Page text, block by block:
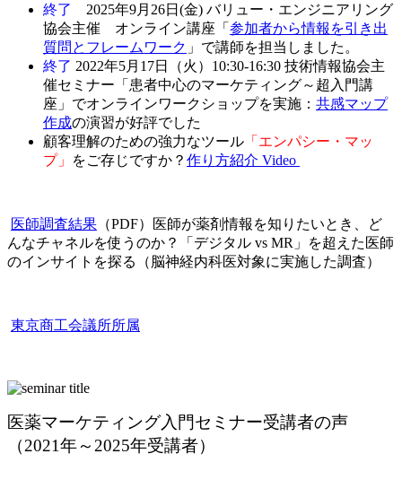
終了
2025年9月26日(金) バリュー・エンジニアリング
協会主催 オンライン講座「 参加者から情報を引き出
質問とフレームワーク 」で講師を担当しました。
終了 2022年5月17日（火）10:30-16:30 技術情報協会主
催セミナー「患者中心のマーケティング～超入門講
座」でオンラインワークショップを実施： 共感マップ
作成の演習が好評でした
顧客理解のための強力なツール 「エンパシー・マッ
プ」
をご存じですか？ 作り方紹介 Video
医師調査結果 （PDF）医師が薬剤情報を知りたいとき、ど
んなチャネルを使うのか？「デジタル vs MR」を超えた医師
のインサイトを探る（脳神経内科医対象に実施した調査）
東京商工会議所所属
医薬マーケティング入門セミナー受講者の声
（2021年～2025年受講者）